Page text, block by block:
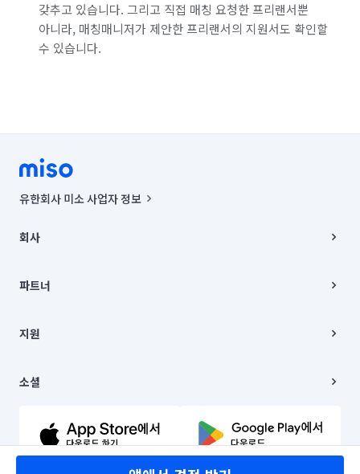
갖추고 있습니다. 그리고 직접 매칭 요청한 프리랜서뿐
아니라, 매칭매니저가 제안한 프리랜서의 지원서도 확인할
수 있습니다.
유한회사 미소 사업자 정보
00019 |
주소 | 본사: 서울특별시 종로구 율곡로 6(중학동, 트윈트리빌딩) B동 5층
컨택센터 : 서울특별시 종로구 수송동 율곡로 24, 7층, 8층 미소
상품, 상품정보, 거래에 관한 의무와 책임은 거래당사자에게 있습니다.
언론 보도 관련 문의:
© 유한회사 미소. Miso, Inc. All Rights Reserved.
회사
채용
파트너
이사
지원
이용약관
문의하기
소셜
유튜브